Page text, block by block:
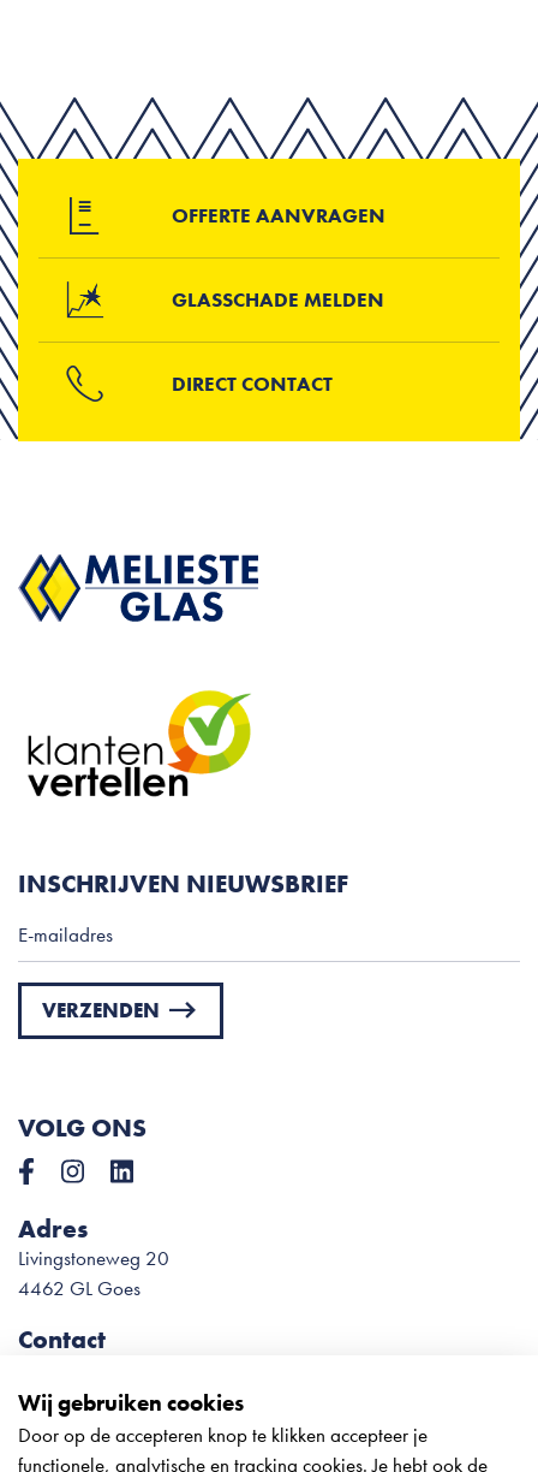
OFFERTE AANVRAGEN
GLASSCHADE MELDEN
DIRECT CONTACT
INSCHRIJVEN NIEUWSBRIEF
VERZENDEN
this
field
empty.
VOLG ONS
Adres
Livingstoneweg 20
4462 GL Goes
Contact
info@meliesteglas.nl
Onze openingstijden tijdens de
Wij gebruiken cookies
Door op de accepteren knop te klikken accepteer je
functionele, analytische en tracking cookies. Je hebt ook de